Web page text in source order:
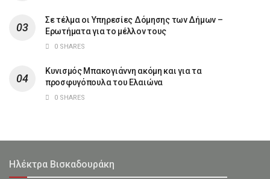
Σε τέλμα οι Υπηρεσίες Δόμησης των Δήμων –
Ερωτήματα για το μέλλον τους
0 SHARES
Κυνισμός Μπακογιάννη ακόμη και για τα
προσφυγόπουλα του Ελαιώνα
0 SHARES
Ηλέκτρα Βισκαδουράκη